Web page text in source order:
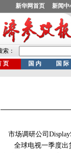
市场调研公司
全球电视一季度出货